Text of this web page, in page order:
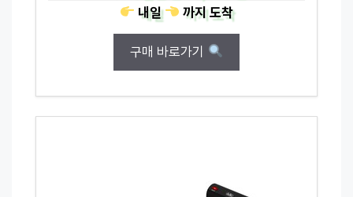
내일
까지도착
구매 바로가기